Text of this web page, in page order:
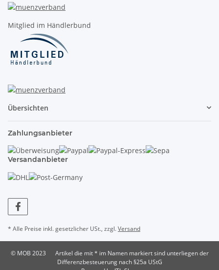
Mitglied im Händlerbund
Übersichten
Zahlungsanbieter
Versandanbieter
* Alle Preise inkl. gesetzlicher USt., zzgl.Versand
© MOB 2023
Artikel die mit * im Namen markiert sind unterliegen der
Differenzbesteuerung nach §25a UStG